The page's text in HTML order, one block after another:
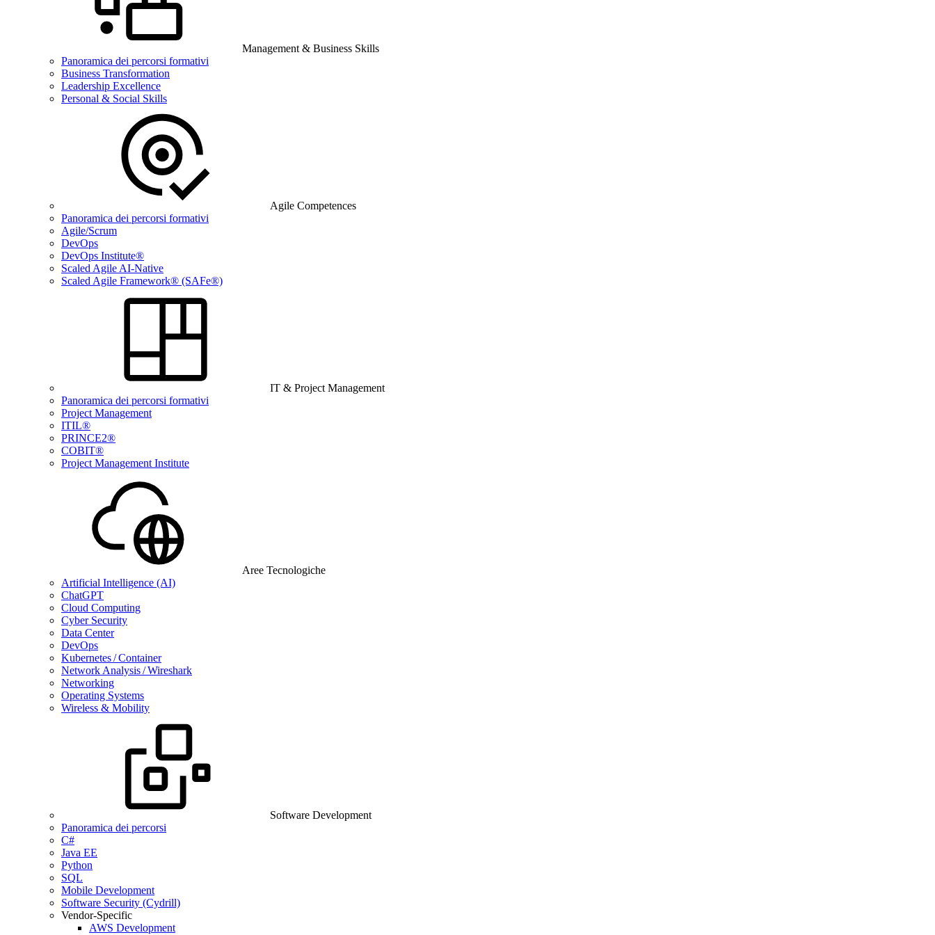
Management & Business Skills
Panoramica dei percorsi formativi
Business Transformation
Leadership Excellence
Personal & Social Skills
Agile Competences
Panoramica dei percorsi formativi
Agile/Scrum
DevOps
DevOps Institute®
Scaled Agile AI-Native
Scaled Agile Framework® (SAFe®)
IT & Project Management
Panoramica dei percorsi formativi
Project Management
ITIL®
PRINCE2®
COBIT®
Project Management Institute
Aree Tecnologiche
Artificial Intelligence (AI)
ChatGPT
Cloud Computing
Cyber Security
Data Center
DevOps
Kubernetes / Container
Network Analysis / Wireshark
Networking
Operating Systems
Wireless & Mobility
Software Development
Panoramica dei percorsi
C#
Java EE
Python
SQL
Mobile Development
Software Security (Cydrill)
Vendor-Specific
AWS Development